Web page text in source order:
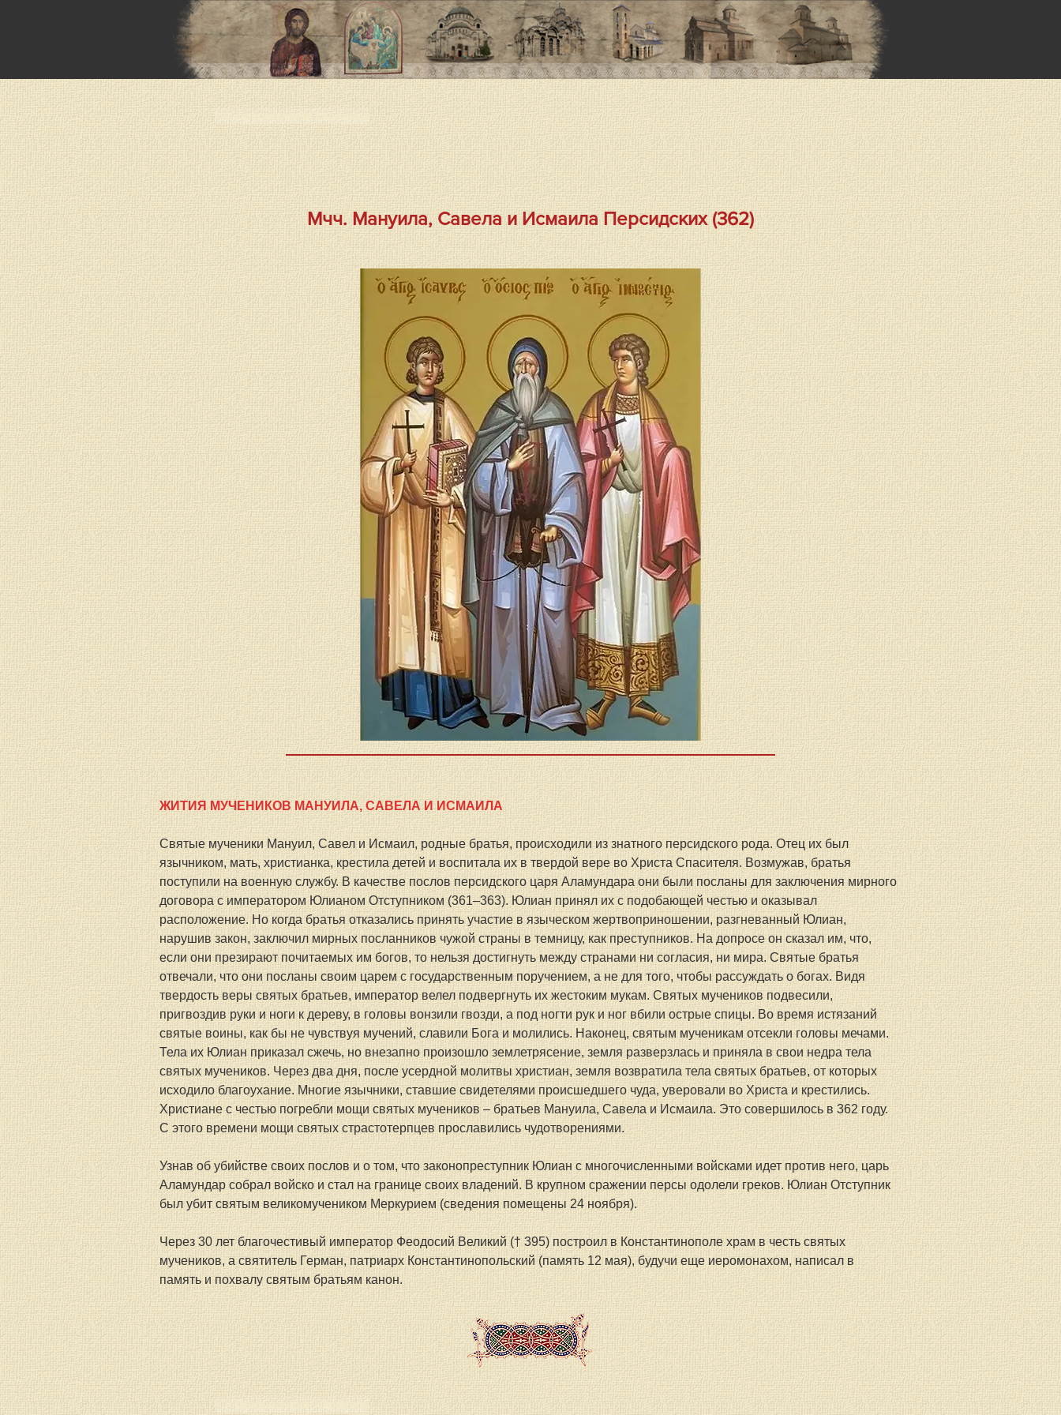
Мчч. Мануила, Савела и Исмаила Персидских (362)
ЖИТИЯ МУЧЕНИКОВ МАНУИЛА, САВЕЛА И ИСМАИЛА
Святые мученики Мануил, Савел и Исмаил, родные братья, происходили из знатного персидского рода. Отец их был
язычником, мать, христианка, крестила детей и воспитала их в твердой вере во Христа Спасителя. Возмужав, братья
поступили на военную службу. В качестве послов персидского царя Аламундара они были посланы для заключения мирного
договора с императором Юлианом Отступником (361–363). Юлиан принял их с подобающей честью и оказывал
расположение. Но когда братья отказались принять участие в языческом жертвоприношении, разгневанный Юлиан,
нарушив закон, заключил мирных посланников чужой страны в темницу, как преступников. На допросе он сказал им, что,
если они презирают почитаемых им богов, то нельзя достигнуть между странами ни согласия, ни мира. Святые братья
отвечали, что они посланы своим царем с государственным поручением, а не для того, чтобы рассуждать о богах. Видя
твердость веры святых братьев, император велел подвергнуть их жестоким мукам. Святых мучеников подвесили,
пригвоздив руки и ноги к дереву, в головы вонзили гвозди, а под ногти рук и ног вбили острые спицы. Во время истязаний
святые воины, как бы не чувствуя мучений, славили Бога и молились. Наконец, святым мученикам отсекли головы мечами.
Тела их Юлиан приказал сжечь, но внезапно произошло землетрясение, земля разверзлась и приняла в свои недра тела
святых мучеников. Через два дня, после усердной молитвы христиан, земля возвратила тела святых братьев, от которых
исходило благоухание. Многие язычники, ставшие свидетелями происшедшего чуда, уверовали во Христа и крестились.
Христиане с честью погребли мощи святых мучеников – братьев Мануила, Савела и Исмаила. Это совершилось в 362 году.
С этого времени мощи святых страстотерпцев прославились чудотворениями.
Узнав об убийстве своих послов и о том, что законопреступник Юлиан с многочисленными войсками идет против него, царь
Аламундар собрал войско и стал на границе своих владений. В крупном сражении персы одолели греков. Юлиан Отступник
был убит святым великомучеником Меркурием (сведения помещены 24 ноября).
Через 30 лет благочестивый император Феодосий Великий († 395) построил в Константинополе храм в честь святых
мучеников, а святитель Герман, патриарх Константинопольский (память 12 мая), будучи еще иеромонахом, написал в
память и похвалу святым братьям канон.